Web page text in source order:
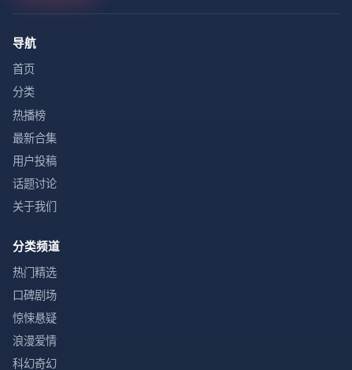
导航
首页
分类
热播榜
最新合集
用户投稿
话题讨论
关于我们
分类频道
热门精选
口碑剧场
惊悚悬疑
浪漫爱情
科幻奇幻